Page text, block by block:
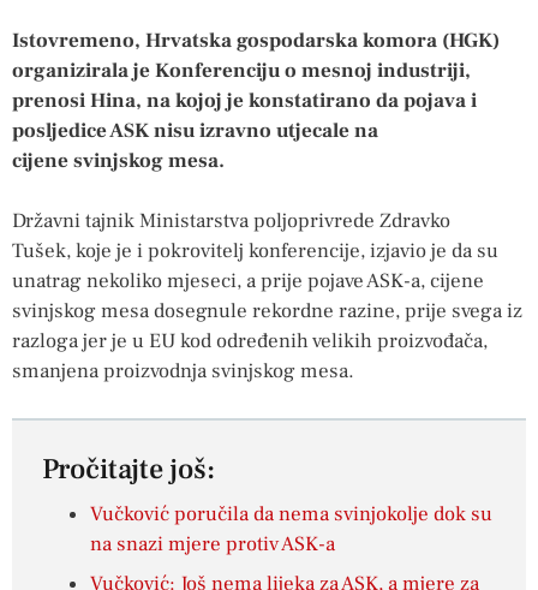
Istovremeno, Hrvatska gospodarska komora (HGK)
organizirala je Konferenciju o mesnoj industriji,
prenosi Hina, na kojoj je konstatirano da pojava i
posljedice ASK nisu izravno utjecale na
cijene svinjskog mesa.
Državni tajnik Ministarstva poljoprivrede Zdravko
Tušek, koje je i pokrovitelj konferencije, izjavio je da su
unatrag nekoliko mjeseci, a prije pojave ASK-a, cijene
svinjskog mesa dosegnule rekordne razine, prije svega iz
razloga jer je u EU kod određenih velikih proizvođača,
smanjena proizvodnja svinjskog mesa.
Pročitajte još:
Vučković poručila da nema svinjokolje dok su
na snazi mjere protiv ASK-a
Vučković: Još nema lijeka za ASK, a mjere za